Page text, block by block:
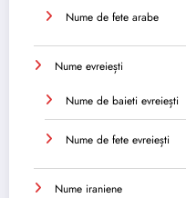
Nume de fete arabe
Nume evreiești
Nume de baieti evreiești
Nume de fete evreiești
Nume iraniene